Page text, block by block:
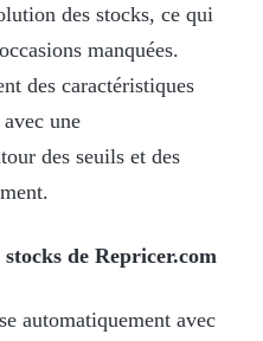
des stocks, ce qui
manquées.
des caractéristiques
une
des seuils et des
de Repricer.com
automatiquement avec